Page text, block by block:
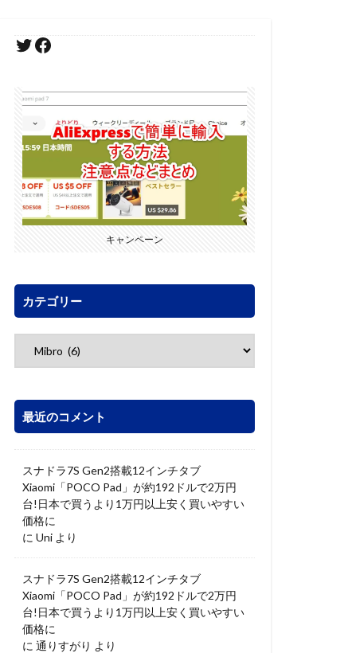
キャンペーン
カテゴリー
最近のコメント
スナドラ7S Gen2搭載12インチタブ
Xiaomi「POCO Pad」が約192ドルで2万円
台!日本で買うより1万円以上安く買いやすい
価格に
に Uni より
スナドラ7S Gen2搭載12インチタブ
Xiaomi「POCO Pad」が約192ドルで2万円
台!日本で買うより1万円以上安く買いやすい
価格に
に 通りすがり より